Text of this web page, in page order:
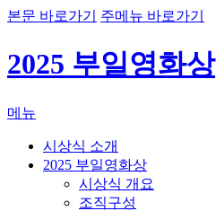
본문 바로가기 주메뉴 바로가기
2025 부일영화상
메뉴
시상식 소개
2025 부일영화상
시상식 개요
조직구성